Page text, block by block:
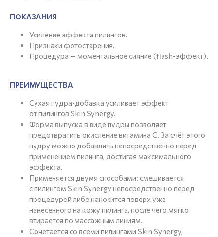
ПОКАЗАНИЯ
Усиление эффекта пилингов.
Признаки фотостарения.
Процедура — моментальное сияние (flash-эффект).
ПРЕИМУЩЕСТВА
Сухая пудра-добавка усиливает эффект
от пилингов Skin Synergy.
Форма выпуска в виде пудры позволяет
предотвратить окисление витамина C. За счёт этого
пудру можно добавлять непосредственно перед
применением пилинга, достигая максимального
эффекта.
Применяется двумя способами: смешивается
с пилингом Skin Synergy непосредственно перед
процедурой либо наносится поверх уже
нанесенного на кожу пилинга, после чего мягко
втирается по массажным линиям.
Сочетается со всеми пилингами Skin Synergy,